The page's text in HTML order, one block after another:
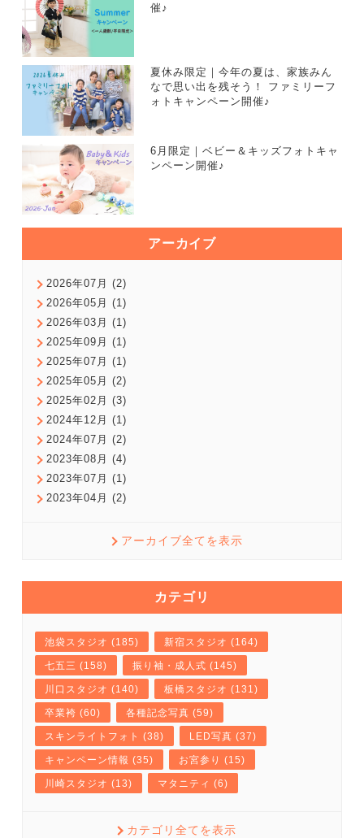
催♪
夏休み限定｜今年の夏は、家族みん
なで思い出を残そう！ ファミリーフ
ォトキャンペーン開催♪
6月限定｜ベビー＆キッズフォトキャ
ンペーン開催♪
アーカイブ
2026年07月 (2)
2026年05月 (1)
2026年03月 (1)
2025年09月 (1)
2025年07月 (1)
2025年05月 (2)
2025年02月 (3)
2024年12月 (1)
2024年07月 (2)
2023年08月 (4)
2023年07月 (1)
2023年04月 (2)
アーカイブ全てを表示
カテゴリ
池袋スタジオ (185) 新宿スタジオ (164)
七五三 (158) 振り袖・成人式 (145)
川口スタジオ (140) 板橋スタジオ (131)
卒業袴 (60) 各種記念写真 (59)
スキンライトフォト (38) LED写真 (37)
キャンペーン情報 (35) お宮参り (15)
川崎スタジオ (13) マタニティ (6)
カテゴリ全てを表示